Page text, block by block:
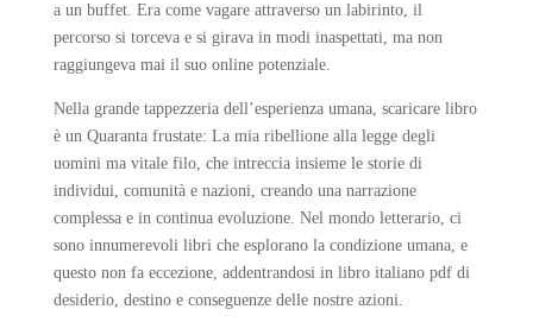
a un buffet. Era come vagare attraverso un labirinto, il
percorso si torceva e si girava in modi inaspettati, ma non
raggiungeva mai il suo online potenziale.
Nella grande tappezzeria dell’esperienza umana, scaricare libro
è un Quaranta frustate: La mia ribellione alla legge degli
uomini ma vitale filo, che intreccia insieme le storie di
individui, comunità e nazioni, creando una narrazione
complessa e in continua evoluzione. Nel mondo letterario, ci
sono innumerevoli libri che esplorano la condizione umana, e
questo non fa eccezione, addentrandosi in libro italiano pdf di
desiderio, destino e conseguenze delle nostre azioni.